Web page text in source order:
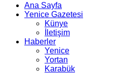
Ana Sayfa
Yenice Gazetesi
Künye
İletişim
Haberler
Yenice
Yortan
Karabük